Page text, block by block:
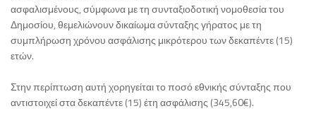
ασφαλισμένους, σύμφωνα με τη συνταξιοδοτική νομοθεσία του
Δημοσίου, θεμελιώνουν δικαίωμα σύνταξης γήρατος με τη
συμπλήρωση χρόνου ασφάλισης μικρότερου των δεκαπέντε (15)
ετών.
Στην περίπτωση αυτή χορηγείται το ποσό εθνικής σύνταξης που
αντιστοιχεί στα δεκαπέντε (15) έτη ασφάλισης (345,60€).